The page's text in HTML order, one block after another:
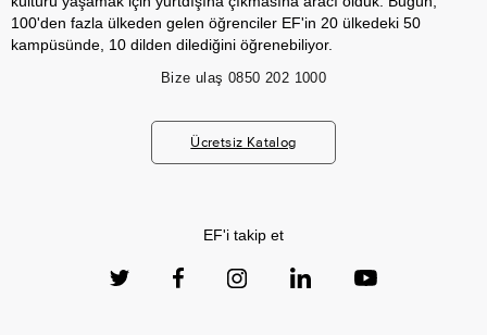
100'den fazla ülkeden gelen öğrenciler EF'in 20 ülkedeki 50
kampüsünde, 10 dilden dilediğini öğrenebiliyor.
Bize ulaş 0850 202 1000
Ücretsiz Katalog
EF'i takip et